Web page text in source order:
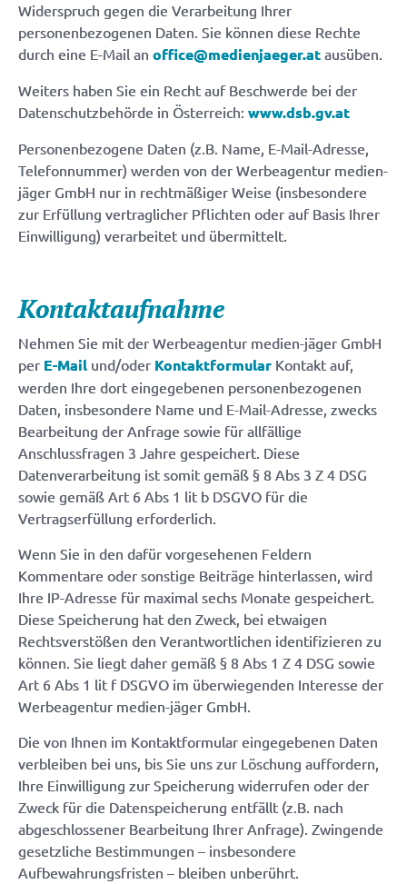
Widerspruch gegen die Verarbeitung Ihrer
personenbezogenen Daten. Sie können diese Rechte
durch eine E-Mail an office@medienjaeger.at ausüben.
Weiters haben Sie ein Recht auf Beschwerde bei der
Datenschutzbehörde in Österreich: www.dsb.gv.at
Personenbezogene Daten (z.B. Name, E-Mail-Adresse,
Telefonnummer) werden von der Werbeagentur medien-
jäger GmbH nur in rechtmäßiger Weise (insbesondere
zur Erfüllung vertraglicher Pflichten oder auf Basis Ihrer
Einwilligung) verarbeitet und übermittelt.
Kontaktaufnahme
Nehmen Sie mit der Werbeagentur medien-jäger GmbH
per E-Mail und/oder Kontaktformular Kontakt auf,
werden Ihre dort eingegebenen personenbezogenen
Daten, insbesondere Name und E-Mail-Adresse, zwecks
Bearbeitung der Anfrage sowie für allfällige
Anschlussfragen 3 Jahre gespeichert. Diese
Datenverarbeitung ist somit gemäß § 8 Abs 3 Z 4 DSG
sowie gemäß Art 6 Abs 1 lit b DSGVO für die
Vertragserfüllung erforderlich.
Wenn Sie in den dafür vorgesehenen Feldern
Kommentare oder sonstige Beiträge hinterlassen, wird
Ihre IP-Adresse für maximal sechs Monate gespeichert.
Diese Speicherung hat den Zweck, bei etwaigen
Rechtsverstößen den Verantwortlichen identifizieren zu
können. Sie liegt daher gemäß § 8 Abs 1 Z 4 DSG sowie
Art 6 Abs 1 lit f DSGVO im überwiegenden Interesse der
Werbeagentur medien-jäger GmbH.
Die von Ihnen im Kontaktformular eingegebenen Daten
verbleiben bei uns, bis Sie uns zur Löschung auffordern,
Ihre Einwilligung zur Speicherung widerrufen oder der
Zweck für die Datenspeicherung entfällt (z.B. nach
abgeschlossener Bearbeitung Ihrer Anfrage). Zwingende
gesetzliche Bestimmungen – insbesondere
Aufbewahrungsfristen – bleiben unberührt.